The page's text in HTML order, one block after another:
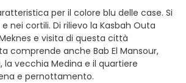
per il colore blu delle case. Si
nei cortili. Di rilievo la Kasbah Outa
e visita di questa città
comprende anche Bab El Mansour,
vecchia Medina e il quartiere
e pernottamento.